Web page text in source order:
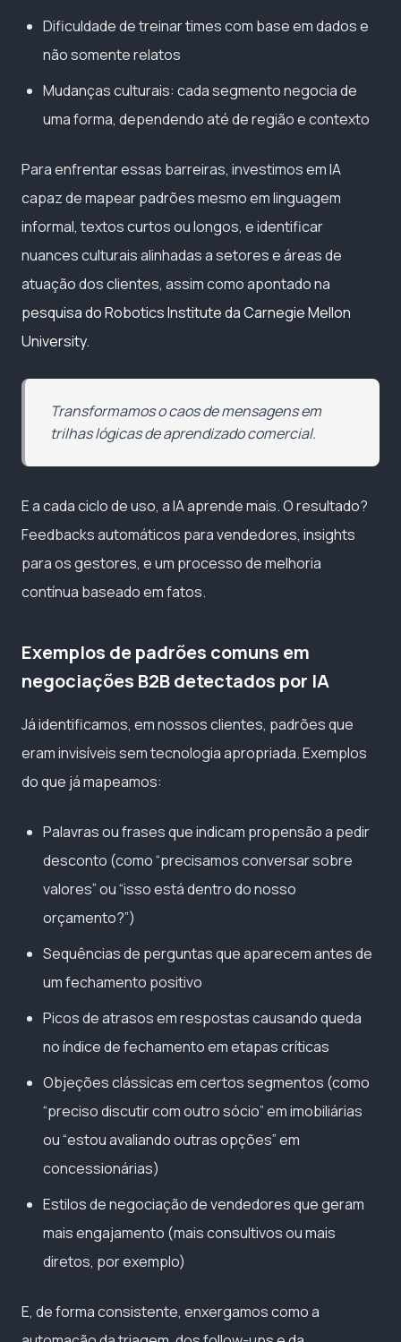
Dificuldade de treinar times com base em dados e
não somente relatos
Mudanças culturais: cada segmento negocia de
uma forma, dependendo até de região e contexto
Para enfrentar essas barreiras, investimos em IA
capaz de mapear padrões mesmo em linguagem
informal, textos curtos ou longos, e identificar
nuances culturais alinhadas a setores e áreas de
atuação dos clientes, assim como apontado na
pesquisa do Robotics Institute da Carnegie Mellon
University.
Transformamos o caos de mensagens em
trilhas lógicas de aprendizado comercial.
E a cada ciclo de uso, a IA aprende mais. O resultado?
Feedbacks automáticos para vendedores, insights
para os gestores, e um processo de melhoria
contínua baseado em fatos.
Exemplos de padrões comuns em
negociações B2B detectados por IA
Já identificamos, em nossos clientes, padrões que
eram invisíveis sem tecnologia apropriada. Exemplos
do que já mapeamos:
Palavras ou frases que indicam propensão a pedir
desconto (como “precisamos conversar sobre
valores” ou “isso está dentro do nosso
orçamento?”)
Sequências de perguntas que aparecem antes de
um fechamento positivo
Picos de atrasos em respostas causando queda
no índice de fechamento em etapas críticas
Objeções clássicas em certos segmentos (como
“preciso discutir com outro sócio” em imobiliárias
ou “estou avaliando outras opções” em
concessionárias)
Estilos de negociação de vendedores que geram
mais engajamento (mais consultivos ou mais
diretos, por exemplo)
E, de forma consistente, enxergamos como a